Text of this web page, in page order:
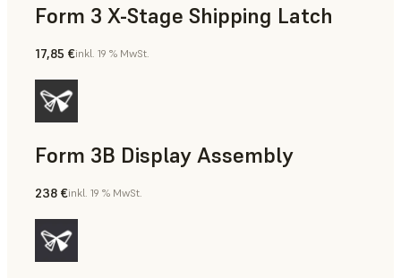
Form 3 X-Stage Shipping Latch
17,85 €inkl. 19 % MwSt.
Form 3B Display Assembly
238 €inkl. 19 % MwSt.